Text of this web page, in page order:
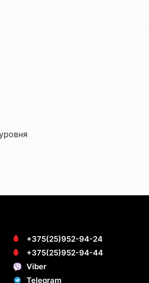
+375(25)952-94-24
+375(25)952-94-44
Viber
Telegram